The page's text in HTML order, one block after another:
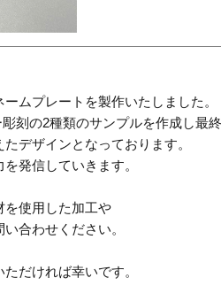
ムプレートを製作いたしました。
刻の2種類のサンプルを作成し最
デザインとなっております。
発信していきます。
を使用した加工や
合わせください。
だければ幸いです。